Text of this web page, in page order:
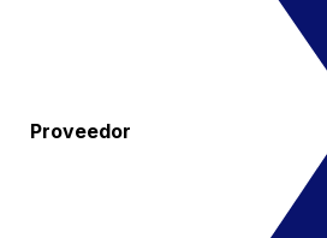
Proveedor